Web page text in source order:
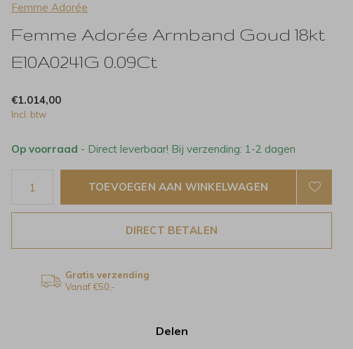
Femme Adorée
Femme Adorée Armband Goud 18kt
E10A0241G 0.09Ct
€1.014,00
Incl. btw
Op voorraad - Direct leverbaar! Bij verzending: 1-2 dagen
TOEVOEGEN AAN WINKELWAGEN
DIRECT BETALEN
Gratis verzending
Vanaf €50,-
Delen